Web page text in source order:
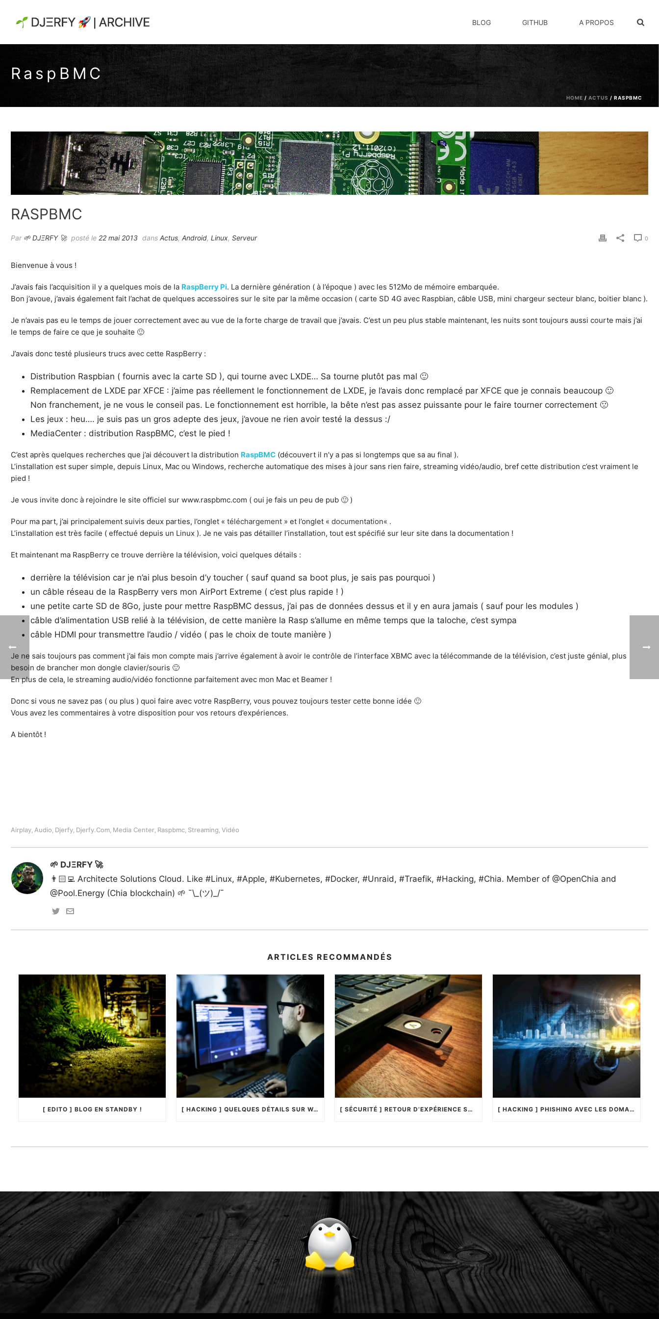
BLOG GITHUB A PROPOS
RaspBMC
HOME / ACTUS / RASPBMC
RASPBMC
Par 🌱 DJΞRFY 🚀 posté le 22 mai 2013 dans Actus, Android, Linux, Serveur 0
Bienvenue à vous !
J’avais fais l’acquisition il y a quelques mois de la RaspBerry Pi. La dernière génération ( à l’époque ) avec les 512Mo de mémoire embarquée.
Bon j’avoue, j’avais également fait l’achat de quelques accessoires sur le site par la même occasion ( carte SD 4G avec Raspbian, câble USB, mini chargeur secteur blanc, boitier blanc ).
Je n’avais pas eu le temps de jouer correctement avec au vue de la forte charge de travail que j’avais. C’est un peu plus stable maintenant, les nuits sont toujours aussi courte mais j’ai
le temps de faire ce que je souhaite 🙂
J’avais donc testé plusieurs trucs avec cette RaspBerry :
Distribution Raspbian ( fournis avec la carte SD ), qui tourne avec LXDE… Sa tourne plutôt pas mal 🙂
Remplacement de LXDE par XFCE : j’aime pas réellement le fonctionnement de LXDE, je l’avais donc remplacé par XFCE que je connais beaucoup 🙂
Non franchement, je ne vous le conseil pas. Le fonctionnement est horrible, la bête n’est pas assez puissante pour le faire tourner correctement 🙁
Les jeux : heu…. je suis pas un gros adepte des jeux, j’avoue ne rien avoir testé la dessus :/
MediaCenter : distribution RaspBMC, c’est le pied !
C’est après quelques recherches que j’ai découvert la distribution RaspBMC (découvert il n’y a pas si longtemps que sa au final ).
L’installation est super simple, depuis Linux, Mac ou Windows, recherche automatique des mises à jour sans rien faire, streaming vidéo/audio, bref cette distribution c’est vraiment le
pied !
Je vous invite donc à rejoindre le site officiel sur www.raspbmc.com ( oui je fais un peu de pub 🙂 )
Pour ma part, j’ai principalement suivis deux parties, l’onglet « téléchargement » et l’onglet « documentation« .
L’installation est très facile ( effectué depuis un Linux ). Je ne vais pas détailler l’installation, tout est spécifié sur leur site dans la documentation !
Et maintenant ma RaspBerry ce trouve derrière la télévision, voici quelques détails :
derrière la télévision car je n’ai plus besoin d’y toucher ( sauf quand sa boot plus, je sais pas pourquoi )
un câble réseau de la RaspBerry vers mon AirPort Extreme ( c’est plus rapide ! )
une petite carte SD de 8Go, juste pour mettre RaspBMC dessus, j’ai pas de données dessus et il y en aura jamais ( sauf pour les modules )
câble d’alimentation USB relié à la télévision, de cette manière la Rasp s’allume en même temps que la taloche, c’est sympa
câble HDMI pour transmettre l’audio / vidéo ( pas le choix de toute manière )
Je ne sais toujours pas comment j’ai fais mon compte mais j’arrive également à avoir le contrôle de l’interface XBMC avec la télécommande de la télévision, c’est juste génial, plus
besoin de brancher mon dongle clavier/souris 🙂
En plus de cela, le streaming audio/vidéo fonctionne parfaitement avec mon Mac et Beamer !
Donc si vous ne savez pas ( ou plus ) quoi faire avec votre RaspBerry, vous pouvez toujours tester cette bonne idée 🙂
Vous avez les commentaires à votre disposition pour vos retours d’expériences.
A bientôt !
Airplay, Audio, Djerfy, Djerfy.com, Media Center, Raspbmc, Streaming, Vidéo
🌱 DJΞRFY 🚀
👨🏻‍💻 Architecte Solutions Cloud. Like #Linux, #Apple, #Kubernetes, #Docker, #Unraid, #Traefik, #Hacking, #Chia. Member of @OpenChia and
@Pool.Energy (Chia blockchain) 🌱 ¯\_(ツ)_/¯
ARTICLES RECOMMANDÉS
[ EDITO ] BLOG EN STANDBY ! [ HACKING ] QUELQUES DÉTAILS SUR WANNACRYPTOR !… [ SÉCURITÉ ] RETOUR D’EXPÉRIENCE SUR LA YUBIKEY4 ! [ HACKING ] PHISHING AVEC LES DOMAINES UNICODES